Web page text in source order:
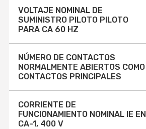
EV000460 (59)
EV000461 (23)
EV000509 (8)Aplicar
12V (2)
23V (1)
42V (1)
48V (33)
50V (1) Aplicar
VOLTAJE NOMINAL DE
SUMINISTRO PILOTO PILOTO
PARA CA 60 HZ
12V (2)
23V (1)
42V (1)
NÚMERO DE CONTACTOS
NORMALMENTE ABIERTOS COMO
CONTACTOS PRINCIPALES
2 (24)
3 (211)
CORRIENTE DE
FUNCIONAMIENTO NOMINAL IE EN
CA-1, 400 V